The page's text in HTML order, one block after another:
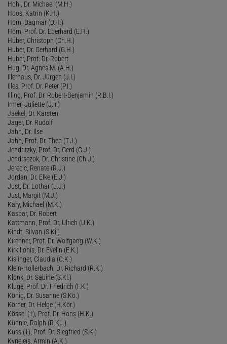
Hohl, Dr. Michael (M.H.)
Hoos, Katrin (K.H.)
Horn, Dagmar (D.H.)
Horn, Prof. Dr. Eberhard (E.H.)
Huber, Christoph (Ch.H.)
Huber, Dr. Gerhard (G.H.)
Huber, Prof. Dr. Robert
Hug, Dr. Agnes M. (A.H.)
Illerhaus, Dr. Jürgen (J.I.)
Illes, Prof. Dr. Peter (P.I.)
Illing, Prof. Dr. Robert-Benjamin (R.B.I.)
Irmer, Juliette (J.Ir.)
Jaekel , Dr. Karsten
Jäger, Dr. Rudolf
Jahn, Dr. Ilse
Jahn, Prof. Dr. Theo (T.J.)
Jendritzky, Prof. Dr. Gerd (G.J.)
Jendrsczok, Dr. Christine (Ch.J.)
Jerecic, Renate (R.J.)
Jordan, Dr. Elke (E.J.)
Just, Dr. Lothar (L.J.)
Just, Margit (M.J.)
Kary, Michael (M.K.)
Kaspar, Dr. Robert
Kattmann, Prof. Dr. Ulrich (U.K.)
Kindt, Silvan (S.Ki.)
Kirchner, Prof. Dr. Wolfgang (W.K.)
Kirkilionis, Dr. Evelin (E.K.)
Kislinger, Claudia (C.K.)
Klein-Hollerbach, Dr. Richard (R.K.)
Klonk, Dr. Sabine (S.Kl.)
Kluge, Prof. Dr. Friedrich (F.K.)
König, Dr. Susanne (S.Kö.)
Körner, Dr. Helge (H.Kör.)
Kössel (†), Prof. Dr. Hans (H.K.)
Kühnle, Ralph (R.Kü.)
Kuss (†), Prof. Dr. Siegfried (S.K.)
Kyrieleis, Armin (A.K.)